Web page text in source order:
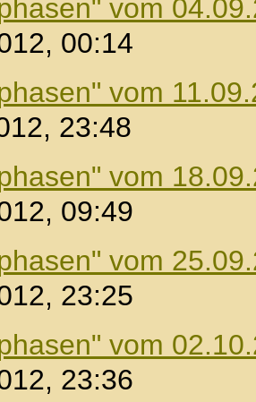
vom
00:14
vom
23:48
vom
09:49
vom
23:25
vom
23:36